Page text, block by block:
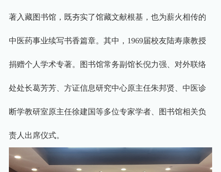
著入藏图书馆，既夯实了馆藏文献根基，也为薪火相传的
中医药事业续写书香篇章。其中， 1969届校友陆寿康教授
捐赠个人学术专著。图书馆常务副馆长倪力强、对外联络
处处长葛芳芳、方证信息研究中心原主任朱邦贤、中医诊
断学教研室原主任徐建国等多位专家学者、图书馆相关负
责人出席仪式。